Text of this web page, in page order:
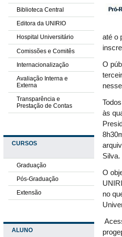
Biblioteca Central
Editora da UNIRIO
Hospital Universitário
Comissões e Comitês
Internacionalização
Avaliação Interna e
Externa
Transparência e
Prestação de Contas
CURSOS
Graduação
Pós-Graduação
Extensão
ALUNO
até o
O
às
Silva.
O
no